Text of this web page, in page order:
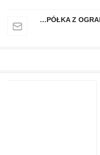
QINDITO SPÓŁKA Z OGRANICZONĄ ODPOWIEDZIALNOŚCIĄ